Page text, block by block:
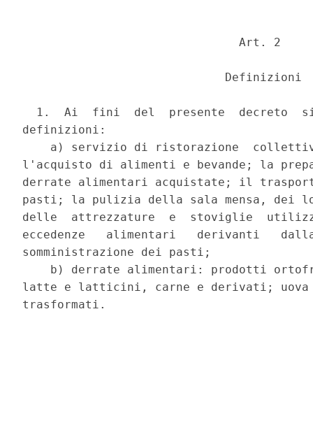
                               Art. 2
                             Definizioni
1.  Ai  fini  del  presente  decreto
definizioni:
a) servizio di ristorazione
l'acquisto di alimenti e bevande; la
derrate alimentari acquistate; il
pasti; la pulizia della sala mensa, dei
delle  attrezzature  e  stoviglie
eccedenze   alimentari   derivanti
somministrazione dei pasti;
b) derrate alimentari: prodotti
latte e latticini, carne e derivati;